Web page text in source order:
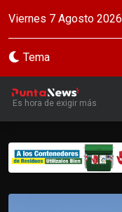
Viernes 7 Agosto 2026
Tema
Es hora de exigir más